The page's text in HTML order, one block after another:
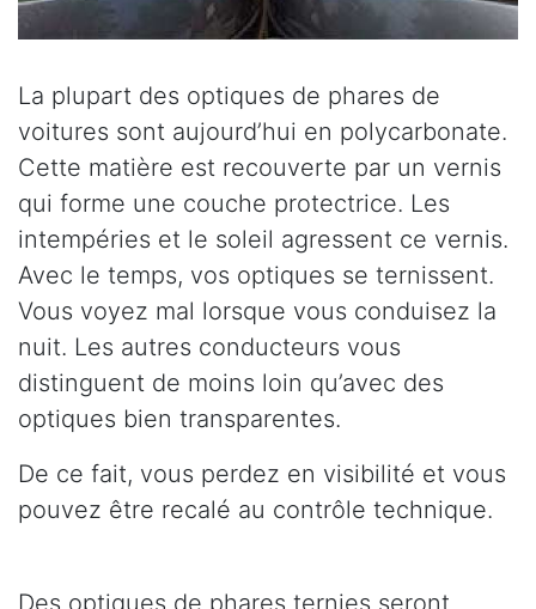
La plupart des optiques de phares de
voitures sont aujourd’hui en polycarbonate.
Cette matière est recouverte par un vernis
qui forme une couche protectrice. Les
intempéries et le soleil agressent ce vernis.
Avec le temps, vos optiques se ternissent.
Vous voyez mal lorsque vous conduisez la
nuit. Les autres conducteurs vous
distinguent de moins loin qu’avec des
optiques bien transparentes.
De ce fait, vous perdez en visibilité et vous
pouvez être recalé au contrôle technique.